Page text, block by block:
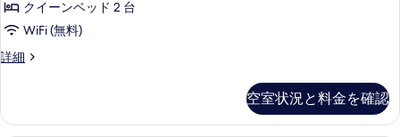
1
台
の
て
ベ
ッ
ド
1
細
ド
ル
ー
ク
クイーンベッド 2 台
WiFi (無料)
詳細
ス
ー
空室状況と料金を確認